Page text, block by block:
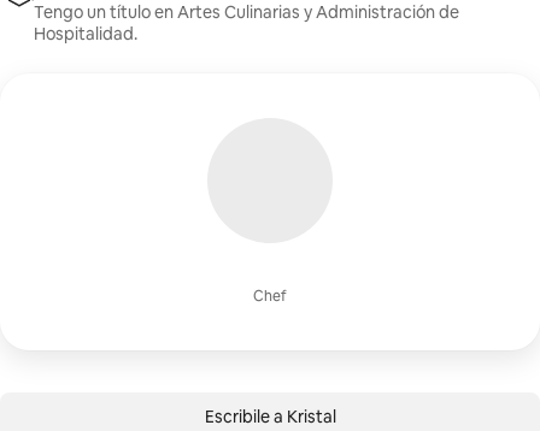
Chef
Tengo un título en Artes Culinarias y Administración de
Hospitalidad.
Escribile a Kristal